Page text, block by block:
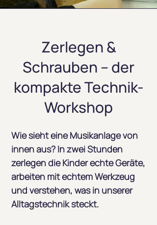
Zerlegen &
Schrauben – der
kompakte Technik-
Workshop
Wie sieht eine Musikanlage von
innen aus? In zwei Stunden
zerlegen die Kinder echte Geräte,
arbeiten mit echtem Werkzeug
und verstehen, was in unserer
Alltagstechnik steckt.